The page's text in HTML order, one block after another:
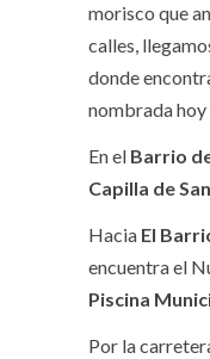
morisco que
calles,
donde
nombrada hoy
En el Barrio
Capilla de
Hacia El
encuentra el
Piscina
Por la